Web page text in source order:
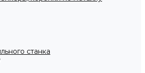
станка